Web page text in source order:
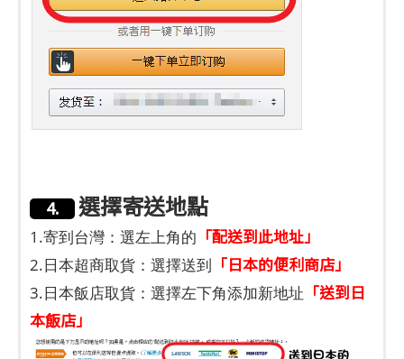
4.選擇寄送地點
1.寄到台灣：選左上角的 「配送到此地址」
2.日本超商取貨：選擇送到 「日本的便利商店」
3.日本飯店取貨：選擇左下角添加新地址 「送到日
本飯店」